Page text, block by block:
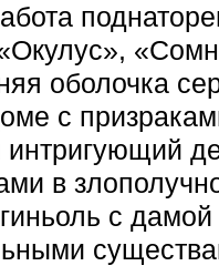
оболочка
с
в
с